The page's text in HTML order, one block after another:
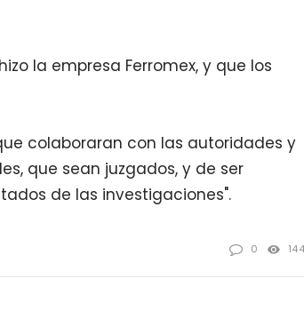
la empresa Ferromex, y que los
colaboraran con las autoridades y
que sean juzgados, y de ser
de las investigaciones".
0 144